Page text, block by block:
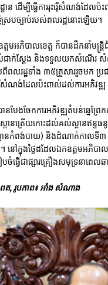
ាន ដើម្បីធ្វើការរុះរ៉ើសំណង់ដ
របច្បាប់របស់ពលរដ្ឋនោះឡើយ។
មអភិបាលខេត្ត ក៏បានដឹកនាំមន្ត្
ាក់ស្តែង និងទទួលយកសំណើរ សំ
រដ្ឋទាំង ៣៥គ្រួសាររួចមក ប្
ះរ៉ើសំណង់ដែលប៉ះពាល់ដល់ការអភិវ
បានបែងចែកការអភិវឌ្ឍតំបន់ឆ្ន
ានត្រើយកោះដល់គល់ស្ពានឥន្ទ
ស្ពានកំពង់បាយ) និងដំណាក់កាលទី៣
នៅក្នុងថ្ងៃដដែលឯកឧត្តមអភិបា
ធ្វើជាផ្សារគ្រឿងសមុទ្រនាពេល
ពត, រូបភាព៖ អាំង សំណាង